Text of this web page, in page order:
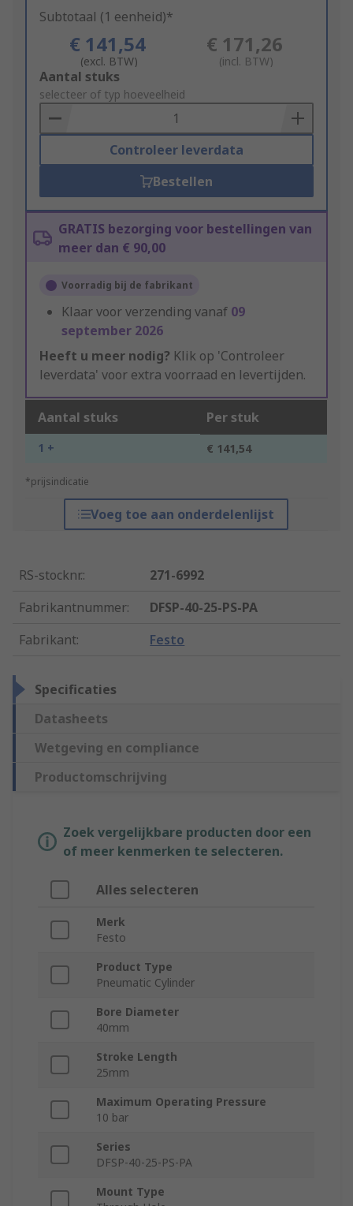
Subtotaal (1 eenheid)*
€ 141,54
(excl. BTW)
€ 171,26
(incl. BTW)
Add
to
Basket
Aantal stuks
selecteer of typ hoeveelheid
Controleer leverdata
Bestellen
GRATIS bezorging voor bestellingen van
meer dan € 90,00
Voorradig bij de fabrikant
Klaar voor verzending vanaf 09
september 2026
Heeft u meer nodig? Klik op 'Controleer
leverdata' voor extra voorraad en levertijden.
Aantal stuks Per stuk
1 + € 141,54
*prijsindicatie
Voeg toe aan onderdelenlijst
RS-stocknr.:
271-6992
Fabrikantnummer:
DFSP-40-25-PS-PA
Fabrikant: Festo
Specificaties
Datasheets
Wetgeving en compliance
Productomschrijving
Zoek vergelijkbare producten door een
of meer kenmerken te selecteren.
Alles selecteren
Merk
Festo
Product Type
Pneumatic Cylinder
Bore Diameter
40mm
Stroke Length
25mm
Maximum Operating Pressure
10 bar
Series
DFSP-40-25-PS-PA
Mount Type